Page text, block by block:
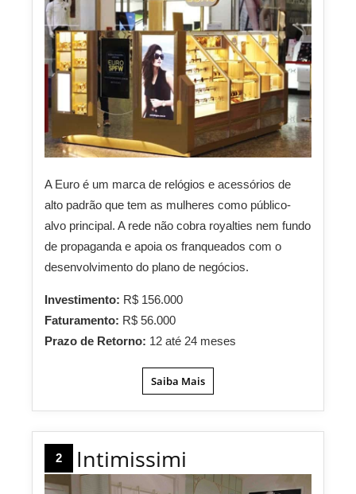
A Euro é um marca de relógios e acessórios de
alto padrão que tem as mulheres como público-
alvo principal. A rede não cobra royalties nem fundo
de propaganda e apoia os franqueados com o
desenvolvimento do plano de negócios.
Investimento: R$ 156.000
Faturamento: R$ 56.000
Prazo de Retorno: 12 até 24 meses
Saiba Mais
2 Intimissimi